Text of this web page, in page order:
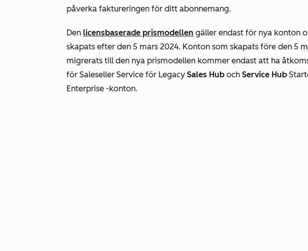
påverka faktureringen för ditt abonnemang.
Den licensbaserade prismodellen gäller endast för nya konton
skapats efter den 5 mars 2024. Konton som skapats före den 5
migrerats till den nya prismodellen kommer endast att ha
för Saleseller Service för Legacy Sales Hub och Service Hub
Enterprise -konton.